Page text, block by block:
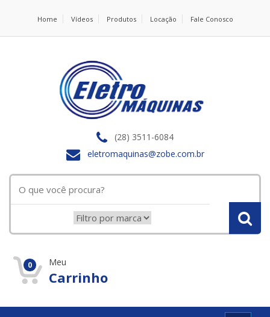
Home Vídeos Produtos Locação Fale Conosco
(28) 3511-6084
eletromaquinas@zobe.com.br
0 Meu
Carrinho